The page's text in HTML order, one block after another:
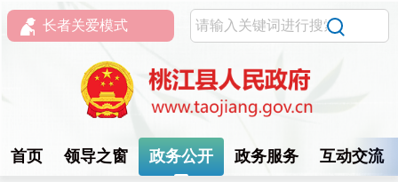
长者关爱模式
首页 领导之窗 政务公开 政务服务 互动交流